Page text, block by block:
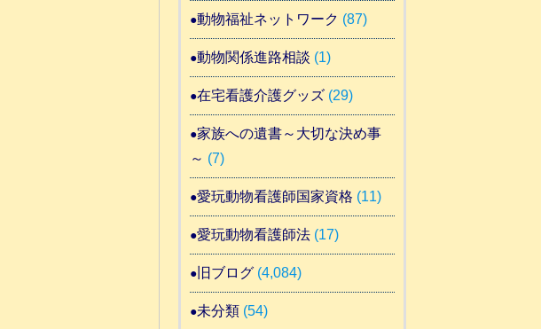
動物福祉ネットワーク (87)
動物関係進路相談 (1)
在宅看護介護グッズ(29)
家族への遺書～大切な決め事
～ (7)
愛玩動物看護師国家資格 (11)
愛玩動物看護師法(17)
旧ブログ(4,084)
未分類(54)